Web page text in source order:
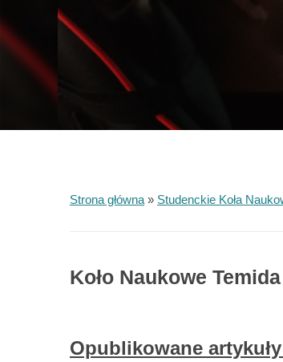
Strona główna » Studenckie Koła
Koło Naukowe
Opublikowane